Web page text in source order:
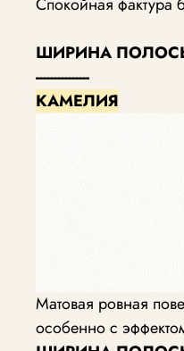
ШИРИНА
---------------
КАМЕЛИЯ
Матовая ровная
особенно с